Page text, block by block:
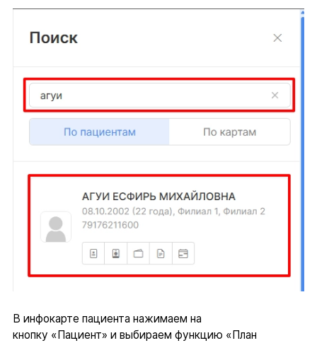
В инфокарте пациента нажимаем на
кнопку «Пациент» и выбираем функцию «План